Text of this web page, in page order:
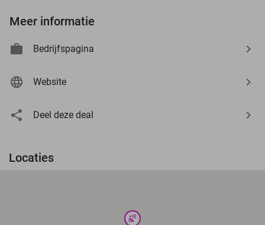
Meer informatie
Bedrijfspagina
Website
Deel deze deal
Locaties
wellness